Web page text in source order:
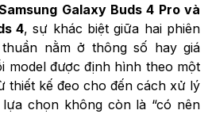
Galaxy Buds 4 Pro và
4, sự khác biệt giữa hai phiên
nằm ở thông số hay giá
model được định hình theo một
thiết kế đeo cho đến cách xử lý
chọn không còn là “có nên